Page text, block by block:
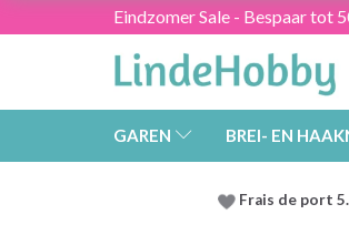
Eindzomer Sale - Bespaar tot
GAREN BREI- EN
Frais de port